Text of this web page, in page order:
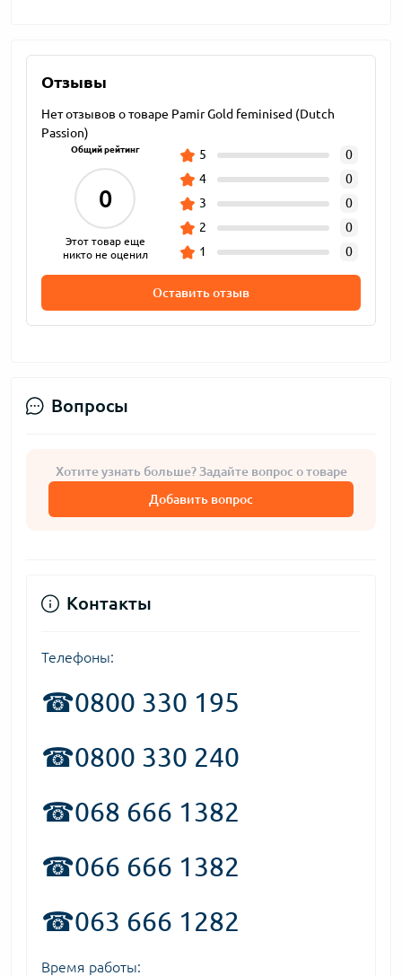
Отзывы
Нет отзывов о товаре Pamir Gold feminised (Dutch
Passion)
Общий рейтинг
0
Этот товар еще
никто не оценил
5
0
4
0
3
0
2
0
1
0
Оставить отзыв
Вопросы
Хотите узнать больше? Задайте вопрос о товаре
Добавить вопрос
Контакты
Телефоны:
☎0800 330 195
☎0800 330 240
☎068 666 1382
☎066 666 1382
☎063 666 1282
Время работы: